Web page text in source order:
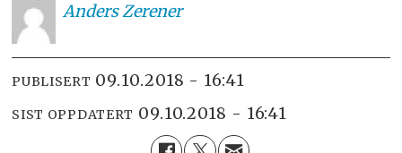
AndersZerener
PUBLISERT 09.10.2018 - 16:41
SIST OPPDATERT 09.10.2018 - 16:41